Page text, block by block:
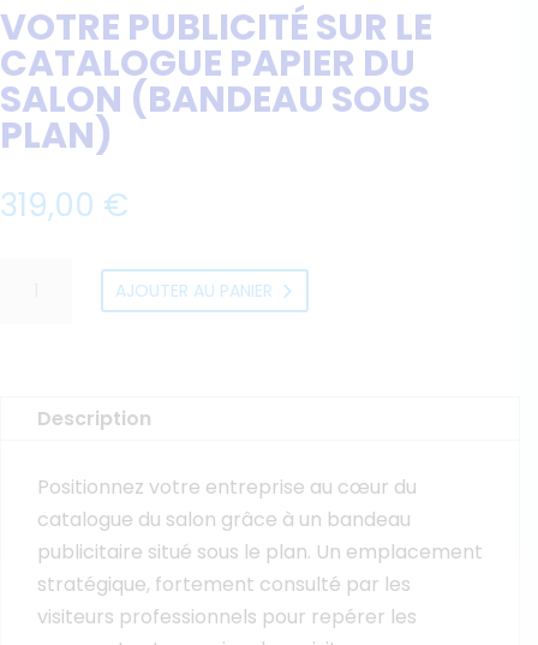
VOTRE PUBLICITÉ SUR LE
CATALOGUE PAPIER DU
SALON (BANDEAU SOUS
PLAN)
319,00 €
papier
salon
(bandeau
sous
AJOUTER AU PANIER
Description
Positionnez votre entreprise au cœur du
catalogue du salon grâce à un bandeau
publicitaire situé sous le plan. Un emplacement
stratégique, fortement consulté par les
visiteurs professionnels pour repérer les